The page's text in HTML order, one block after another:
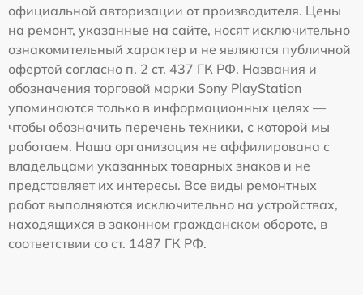
официальной авторизации от производителя. Цены
на ремонт, указанные на сайте, носят исключительно
ознакомительный характер и не являются публичной
офертой согласно п. 2 ст. 437 ГК РФ. Названия и
обозначения торговой марки Sony PlayStation
упоминаются только в информационных целях —
чтобы обозначить перечень техники, с которой мы
работаем. Наша организация не аффилирована с
владельцами указанных товарных знаков и не
представляет их интересы. Все виды ремонтных
работ выполняются исключительно на устройствах,
находящихся в законном гражданском обороте, в
соответствии со ст. 1487 ГК РФ.